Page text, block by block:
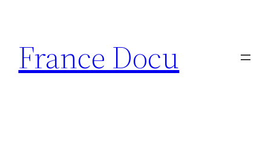
contenu
France Docu